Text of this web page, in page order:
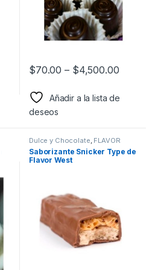
$70.00 – $4,500.00
Añadir a la lista de
deseos
Dulce y Chocolate, FLAVOR
WEST ,Sabor a Dulce y
Chocolate,Saborizantes
Saborizante Snicker Type de
Flavor West